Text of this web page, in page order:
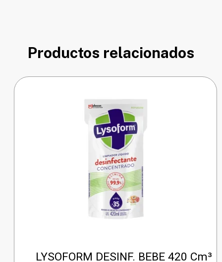
Productos relacionados
LYSOFORM DESINF. BEBE 420 Cm³